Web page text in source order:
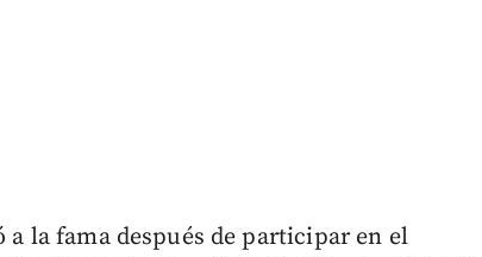
a la fama después de participar en el